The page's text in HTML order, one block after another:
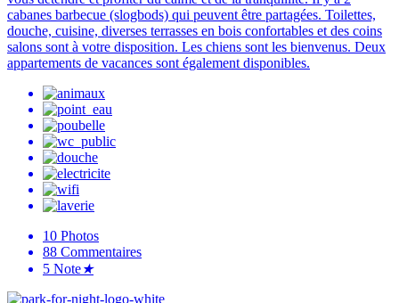
cabanes barbecue (slogbods) qui peuvent être partagées. Toilettes,
douche, cuisine, diverses terrasses en bois confortables et des coins
salons sont à votre disposition. Les chiens sont les bienvenus. Deux
appartements de vacances sont également disponibles.
10 Photos
88 Commentaires
5 Note★